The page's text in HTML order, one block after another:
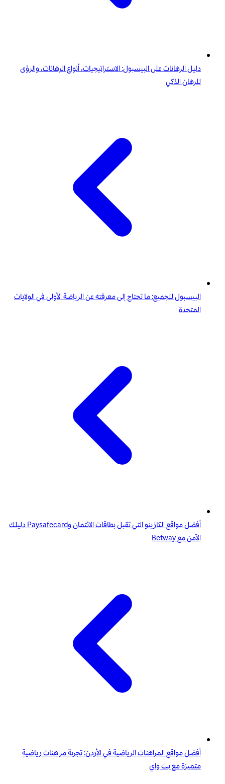
دليل الرهانات على البيسبول: الاستراتيجيات، أنواع الرهانات، والرؤى
للرهان الذكي
البيسبول للجميع: ما تحتاج إلى معرفته عن الرياضة الأولى في الولايات
المتحدة
أفضل مواقع الكازينو التي تقبل بطاقات الائتمان وPaysafecard دليلك
الآمن مع Betway
أفضل مواقع المراهنات الرياضية في الأردن: تجربة مراهنات رياضية
متميزة مع بت واي